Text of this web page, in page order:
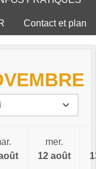
Contact et plan
mer.
12 août